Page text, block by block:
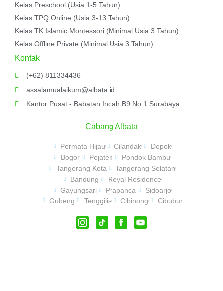
Kelas Preschool (Usia 1-5 Tahun)
Kelas TPQ Online (Usia 3-13 Tahun)
Kelas TK Islamic Montessori (Minimal Usia 3 Tahun)
Kelas Offline Private (Minimal Usia 3 Tahun)
Kontak
(+62) 811334436
assalamualaikum@albata.id
Kantor Pusat - Babatan Indah B9 No.1 Surabaya.
Cabang Albata
Permata Hijau Cilandak
Depok
Bogor
Pejaten
Pondok Bambu
Tangerang Kota
Tangerang Selatan
Bandung
Royal Residence
Gayungsari
Prapanca
Sidoarjo
Gubeng
Tenggilis Cibinong Cibubur